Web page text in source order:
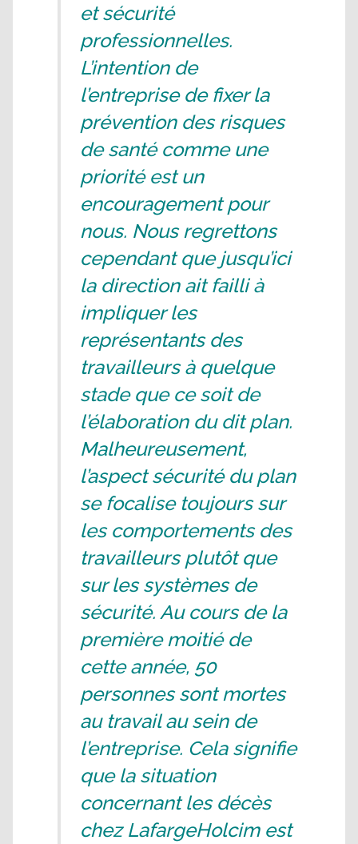
et sécurité
professionnelles.
L’intention de
l’entreprise de fixer la
prévention des risques
de santé comme une
priorité est un
encouragement pour
nous. Nous regrettons
cependant que jusqu’ici
la direction ait failli à
impliquer les
représentants des
travailleurs à quelque
stade que ce soit de
l’élaboration du dit plan.
Malheureusement,
l’aspect sécurité du plan
se focalise toujours sur
les comportements des
travailleurs plutôt que
sur les systèmes de
sécurité. Au cours de la
première moitié de
cette année, 50
personnes sont mortes
au travail au sein de
l’entreprise. Cela signifie
que la situation
concernant les décès
chez LafargeHolcim est